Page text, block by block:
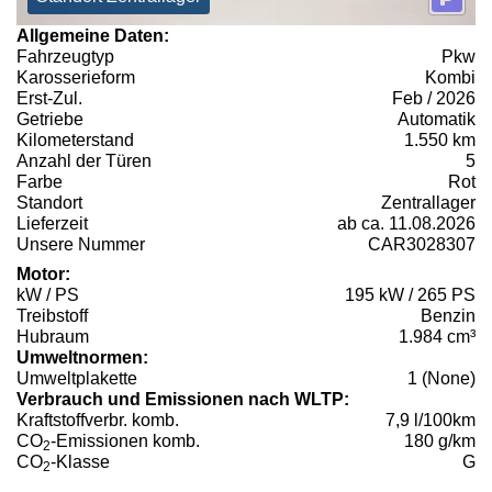
Allgemeine Daten:
Fahrzeugtyp
Pkw
Karosserieform
Kombi
Erst-Zul.
Feb / 2026
Getriebe
Automatik
Kilometerstand
1.550 km
Anzahl der Türen
5
Farbe
Rot
Standort
Zentrallager
Lieferzeit
ab ca. 11.08.2026
Unsere Nummer
CAR3028307
Motor:
kW / PS
195 kW / 265 PS
Treibstoff
Benzin
Hubraum
1.984 cm³
Umweltnormen:
Umweltplakette
1 (None)
Verbrauch und Emissionen nach WLTP:
Kraftstoffverbr. komb.
7,9 l/100km
CO2-Emissionen komb.
180 g/km
CO2-Klasse G